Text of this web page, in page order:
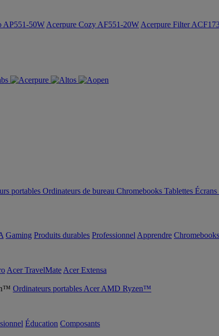
AP551-50W Acerpure Cozy AF551-20W Acerpure Filter
portables Ordinateurs de bureau Chromebooks Tablettes Écrans
Gaming Produits durables Professionnel Apprendre Chromebooks
Acer TravelMate Acer Extensa
Ordinateurs portables Acer AMD Ryzen™
Éducation Composants